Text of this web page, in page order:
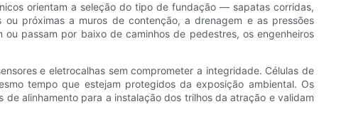
orientam a seleção do tipo de fundação — sapatas corridas,
próximas a muros de contenção, a drenagem e as pressões
passam por baixo de caminhos de pedestres, os engenheiros
e eletrocalhas sem comprometer a integridade. Células de
tempo que estejam protegidos da exposição ambiental. Os
alinhamento para a instalação dos trilhos da atração e validam